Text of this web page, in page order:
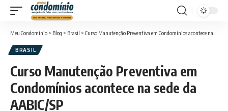
Meu Condomínio > Blog > Brasil > Curso Manutenção Preventiva em Condomínios acontece na sede da AABIC/SP
BRASIL
Curso Manutenção Preventiva em
Condomínios acontece na sede da
AABIC/SP